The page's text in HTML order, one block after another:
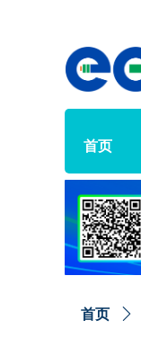
首页
首页 ꄲ